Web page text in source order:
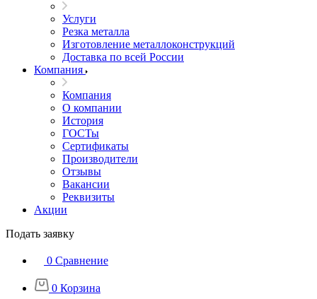
Услуги
Резка металла
Изготовление металлоконструкций
Доставка по всей России
Компания
Компания
О компании
История
ГОСТы
Сертификаты
Производители
Отзывы
Вакансии
Реквизиты
Акции
Подать заявку
0 Сравнение
0 Корзина